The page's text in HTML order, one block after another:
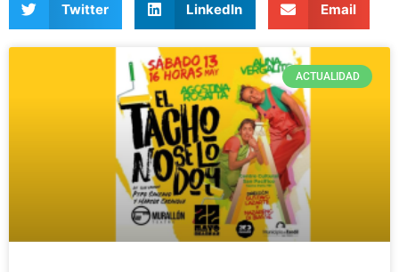
Twitter LinkedIn Email
ACTUALIDAD